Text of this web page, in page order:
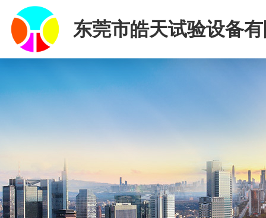
东莞市皓天试验设备